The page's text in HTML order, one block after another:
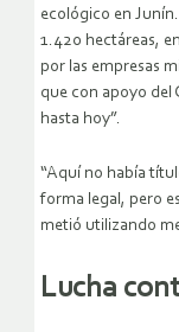
ecológico en
1.420 hectáreas,
por las empresas
que con apoyo del
hasta hoy”.
“Aquí no había
forma legal, pero
metió utilizando
Lucha